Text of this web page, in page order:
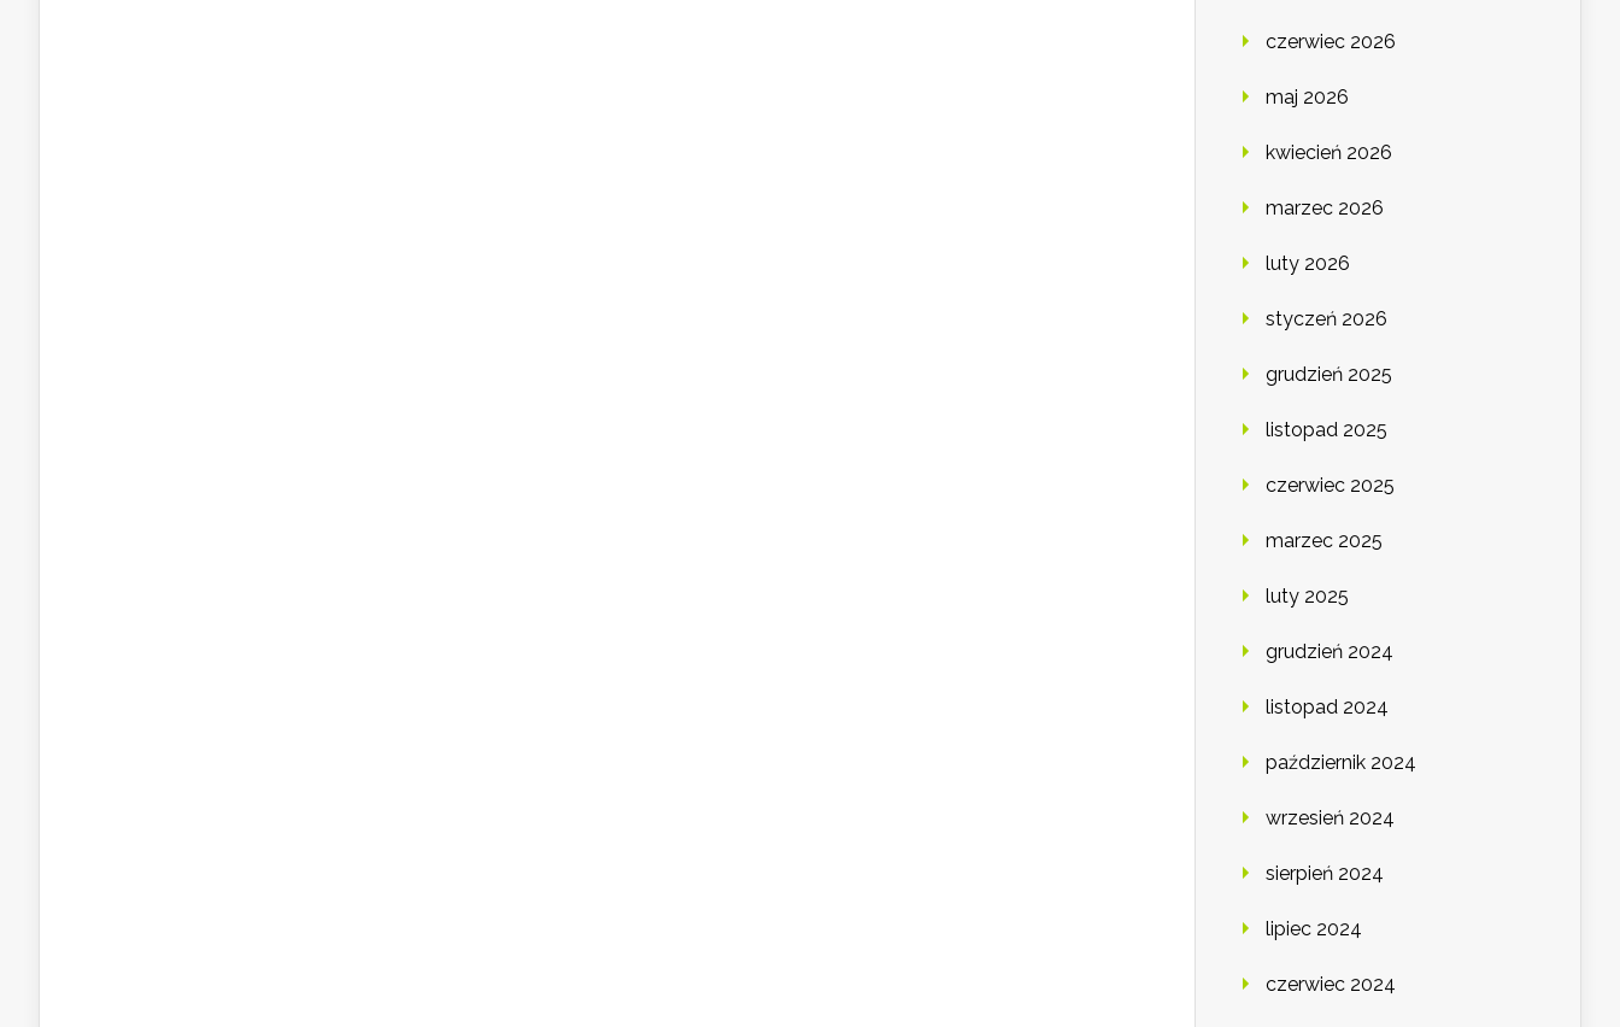
czerwiec 2026
maj 2026
kwiecień 2026
marzec 2026
luty 2026
styczeń 2026
grudzień 2025
listopad 2025
czerwiec 2025
marzec 2025
luty 2025
grudzień 2024
listopad 2024
październik 2024
wrzesień 2024
sierpień 2024
lipiec 2024
czerwiec 2024